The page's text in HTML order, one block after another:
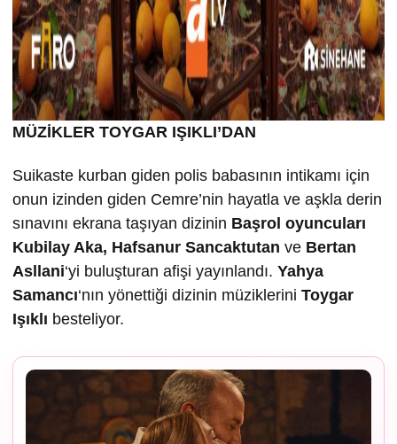
MÜZİKLER TOYGAR IŞIKLI’DAN
Suikaste kurban giden polis babasının intikamı için
onun izinden giden Cemre’nin hayatla ve aşkla derin
sınavını ekrana taşıyan dizinin Başrol oyuncuları
Kubilay Aka, Hafsanur Sancaktutan ve Bertan
Asllani‘yi buluşturan afişi yayınlandı. Yahya
Samancı‘nın yönettiği dizinin müziklerini Toygar
Işıklı besteliyor.